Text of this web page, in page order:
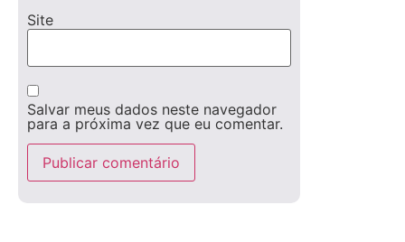
Site
Salvar meus dados neste navegador
para a próxima vez que eu comentar.